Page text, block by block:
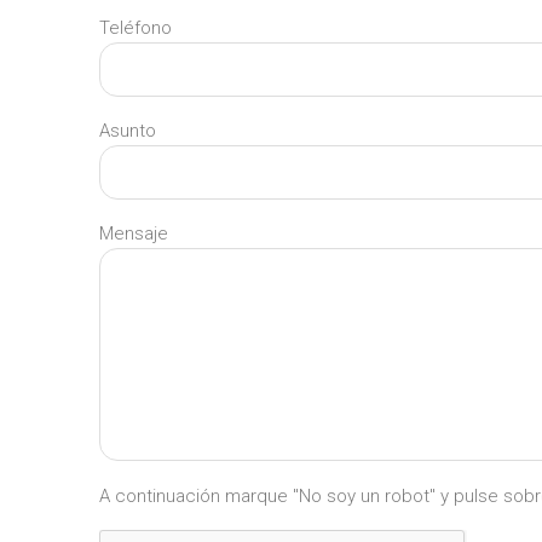
Teléfono
Asunto
Mensaje
A continuación marque "No soy un robot" y pulse